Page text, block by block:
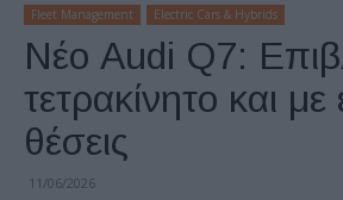
Fleet Management Electric Cars & Hybrids
Νέο Audi Q7:
τετρακίνητο και
θέσεις
11/06/2026